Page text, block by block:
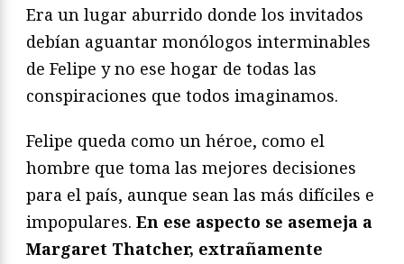
Era un lugar aburrido donde los invitados
debían aguantar monólogos interminables
de Felipe y no ese hogar de todas las
conspiraciones que todos imaginamos.
Felipe queda como un héroe, como el
hombre que toma las mejores decisiones
para el país, aunque sean las más difíciles e
impopulares. En ese aspecto se asemeja a
Margaret Thatcher, extrañamente